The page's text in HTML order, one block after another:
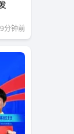
分钟前